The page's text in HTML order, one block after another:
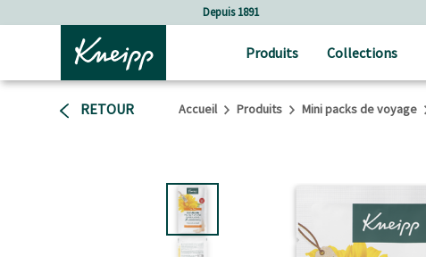
Sauter au contenu du pied de pageDepuis 1891
Produits Collections
RETOUR Accueil Produits Mini packs de voyage